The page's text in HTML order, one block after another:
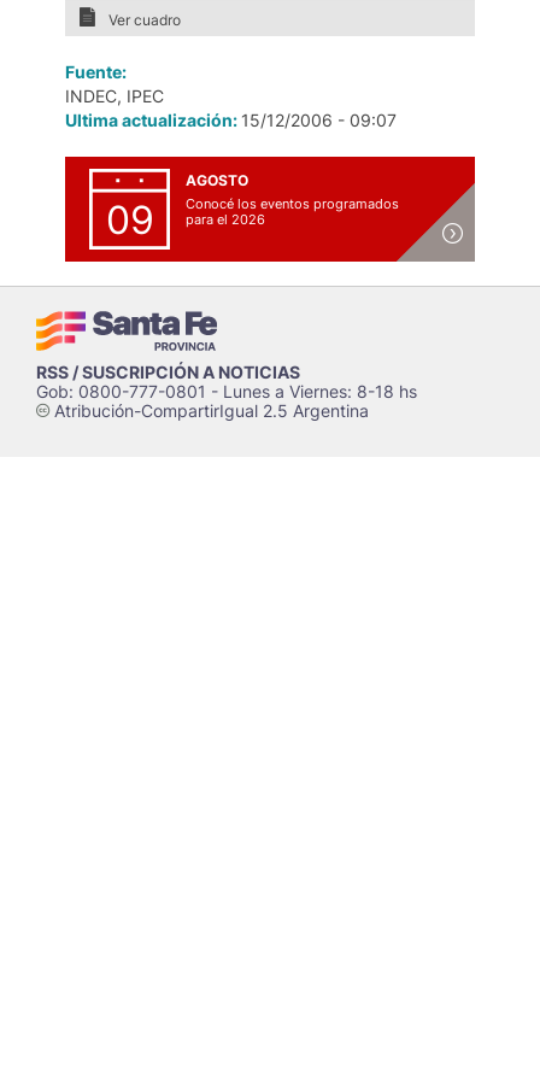
Ver cuadro
Fuente:
INDEC, IPEC
Ultima actualización: 15/12/2006 - 09:07
09
AGOSTO
Conocé los eventos programados
para el 2026
RSS / SUSCRIPCIÓN A NOTICIAS
Gob: 0800-777-0801 - Lunes a Viernes: 8-18 hs
cAtribución-CompartirIgual 2.5 Argentina